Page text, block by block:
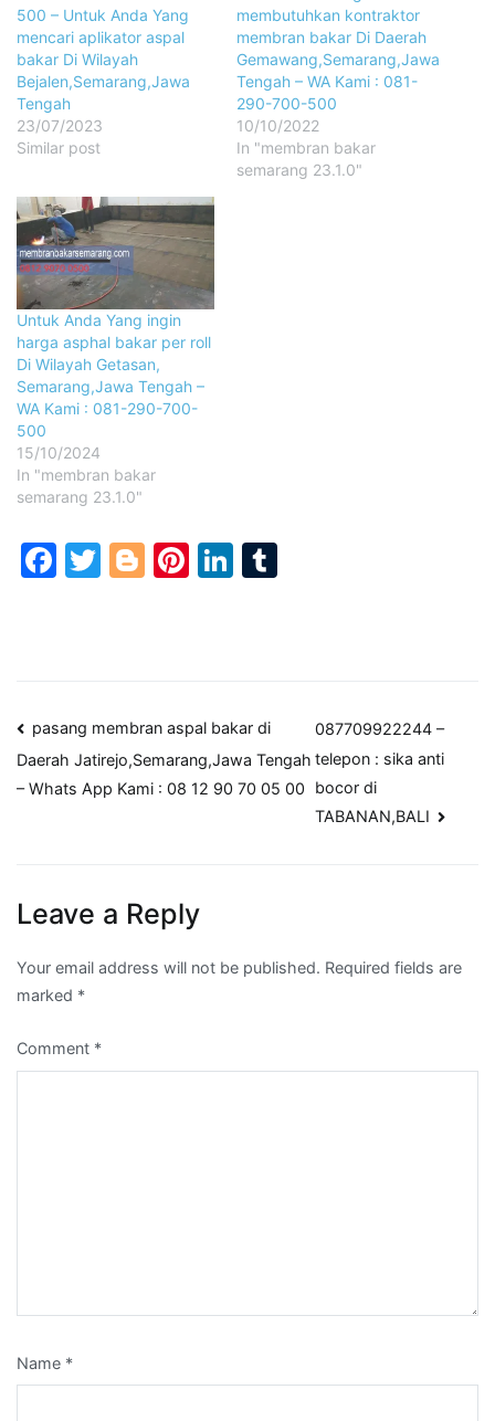
500 – Untuk Anda Yang
mencari aplikator aspal
bakar Di Wilayah
Bejalen,Semarang,Jawa
Tengah
23/07/2023
Similar post
membutuhkan kontraktor
membran bakar Di Daerah
Gemawang,Semarang,Jawa
Tengah – WA Kami : 081-
290-700-500
10/10/2022
In "membran bakar
semarang 23.1.0"
Untuk Anda Yang ingin
harga asphal bakar per roll
Di Wilayah Getasan,
Semarang,Jawa Tengah –
WA Kami : 081-290-700-
500
15/10/2024
In "membran bakar
semarang 23.1.0"
Facebook
Twitter
Blogger
Pinterest
LinkedIn
Post
navigation
pasang membran aspal bakar di
Daerah Jatirejo,Semarang,Jawa Tengah
– Whats App Kami : 08 12 90 70 05 00
087709922244 –
telepon : sika anti
bocor di
TABANAN,BALI
Leave a Reply
Your email address will not be published. Required fields are
marked *
Comment *
Name *